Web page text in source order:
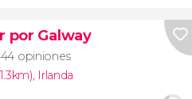
por Galway
opiniones
, Irlanda